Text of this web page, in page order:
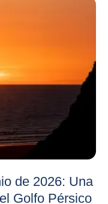
de 2026: Una
Golfo Pérsico